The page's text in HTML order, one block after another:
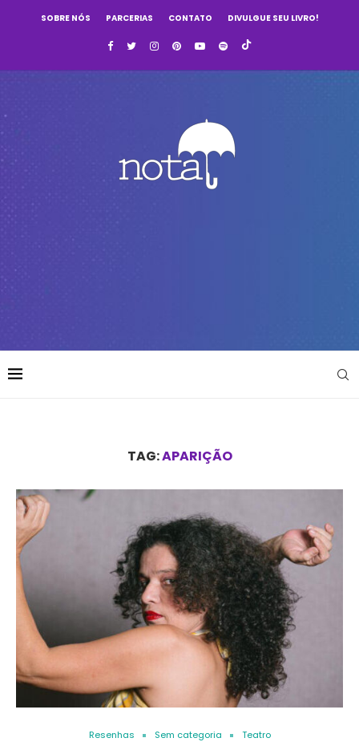
SOBRE NÓS PARCERIAS CONTATO DIVULGUE SEU LIVRO!
TAG:APARIÇÃO
Resenhas Sem categoria Teatro